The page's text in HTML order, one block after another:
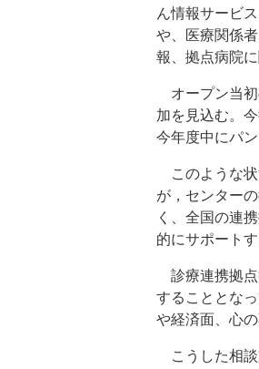
ん情報サービ
や、医療関係
報、拠点病院
オープン当初
加を見込む。
今年度中にパ
このような状
が，センター
く、全国の連
的にサポート
診療連携拠点
することとな
や経済面、心
こうした相談